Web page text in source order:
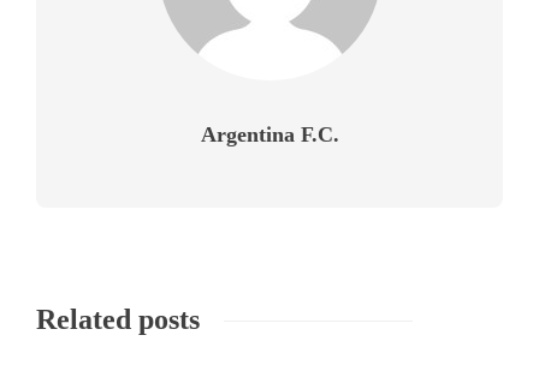
Argentina F.C.
Related posts